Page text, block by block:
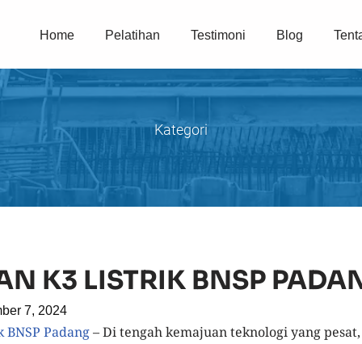
Home Pelatihan Testimoni Blog
Kategori
K3 LISTRIK BNSP
7, 2024
Padang– Di tengah kemajuan teknologi yang